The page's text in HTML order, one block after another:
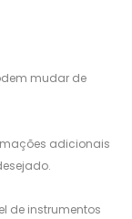
mudar de
adicionais
de instrumentos